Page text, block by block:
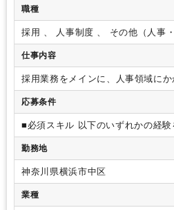
職種
採用 、 人事制度 、 その他（
仕事内容
採用業務をメインに、人事領域に
ただくことを想定しており、将来
きるリーダーシップのある方を募集
用要件の定義 ・初期的にはご担当
想定していませんが、将来的には
ングマネージャーと密に連携し、事
確にし、誰を、どこから、どう口
ていただくことを期待しています。
領域として初期的に対応を期待し
の運用（求人原稿の作成・入稿、効
応募条件
■必須スキル 以下のいずれかの経
ト、責任者経験は不問・事業会社
カウト・エージェント対応・選考調
ジェントにおける中途採用支援の経
ン設計をしながらPDCAを回し、業
（経験を抽象化して捉えた上で人事
き、日次で発生する面接日程調整
勤務地
神奈川県横浜市中区
業種